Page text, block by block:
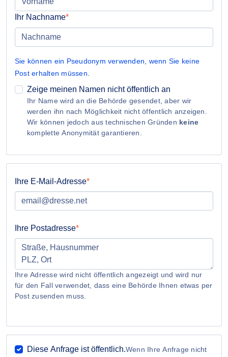
Ihr Nachname
Sie können ein Pseudonym verwenden, wenn Sie keine
Post erhalten müssen
Zeige meinen Namen nicht öffentlich an
Ihr Name wird an die Behörde gesendet, aber wir
werden ihn nach Möglichkeit nicht öffentlich anzeigen.
Wir können jedoch aus technischen Gründen keine
komplette Anonymität garantieren.
Ihre E-Mail-Adresse
Ihre Postadresse
Ihre Adresse wird nicht öffentlich angezeigt und wird nur
für den Fall verwendet, dass eine Behörde Ihnen etwas per
Post zusenden muss.
Diese Anfrage ist öffentlich.Wenn Ihre Anfrage nicht